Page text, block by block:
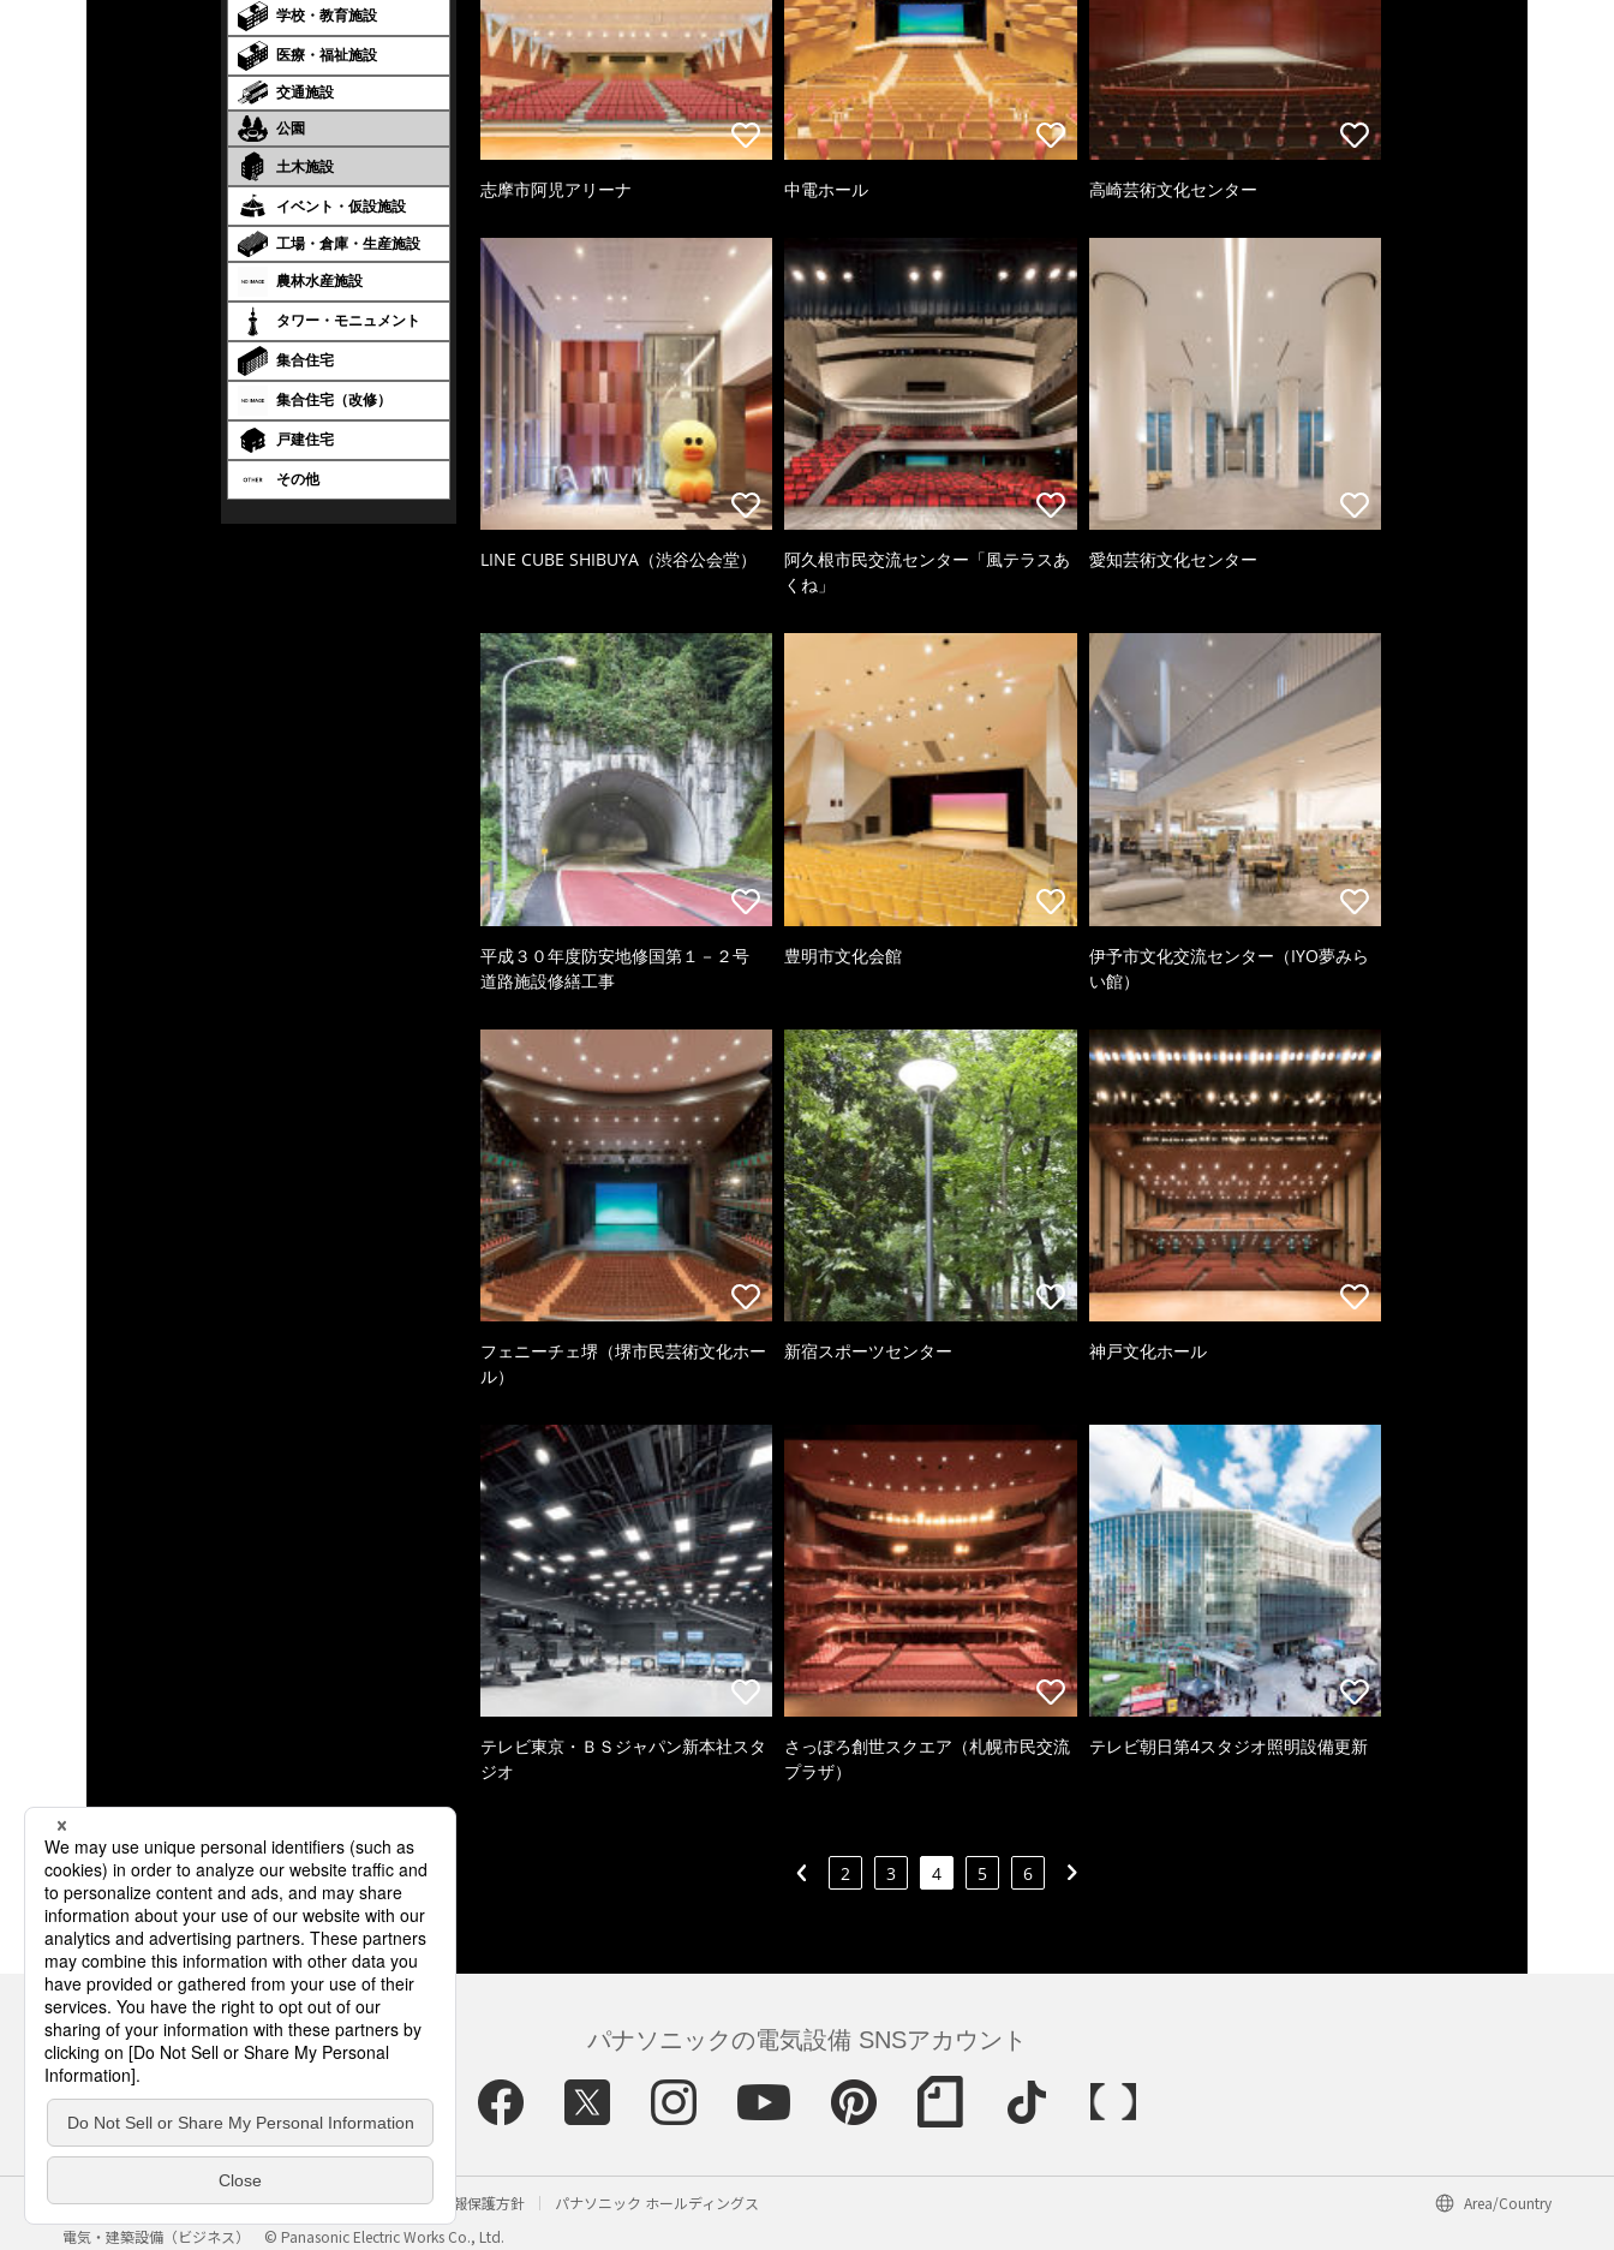
学校・教育施設
医療・福祉施設
交通施設
公園
土木施設
イベント・仮設施設
工場・倉庫・生産施設
農林水産施設
タワー・モニュメント
集合住宅
集合住宅（改修）
戸建住宅
その他
志摩市阿児アリーナ 中電ホール 高崎芸術文化センター
LINE CUBE SHIBUYA（渋谷公会堂）
阿久根市民交流センター「風テラスあ
くね」
愛知芸術文化センター
平成３０年度防安地修国第１－２号
道路施設修繕工事
豊明市文化会館
伊予市文化交流センター（IYO夢みら
い館）
フェニーチェ堺（堺市民芸術文化ホー
ル）
新宿スポーツセンター 神戸文化ホール
テレビ東京・ＢＳジャパン新本社スタ
ジオ
さっぽろ創世スクエア（札幌市民交流
プラザ）
テレビ朝日第4スタジオ照明設備更新
2 3 4 5 6
パナソニックの電気設備 SNSアカウント
サイトのご利用にあたって クッキーポリシー 個人情報保護方針 パナソニック ホールディングス
Area/Country
電気・建築設備（ビジネス）
© Panasonic Electric Works Co., Ltd.